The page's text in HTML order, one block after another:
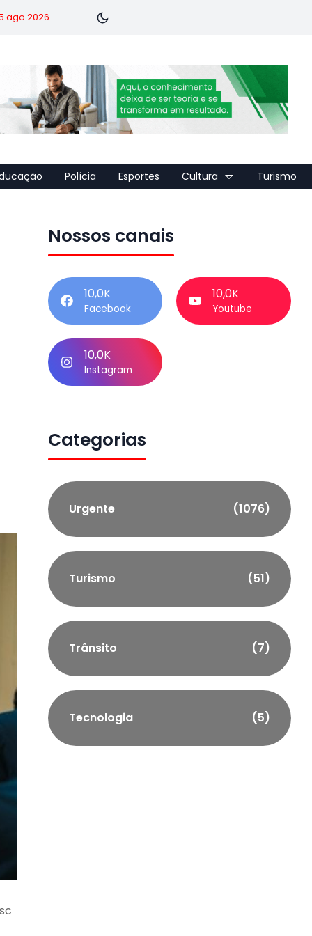
ago 2026
Polícia Esportes Cultura Turismo
Nossos canais
10,0K
Facebook
10,0K
Youtube
10,0K
Instagram
Categorias
Urgente (1076)
Turismo (51)
Trânsito (7)
Tecnologia (5)